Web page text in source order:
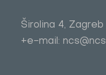
Širolina 4, Zagreb
+e-mail: